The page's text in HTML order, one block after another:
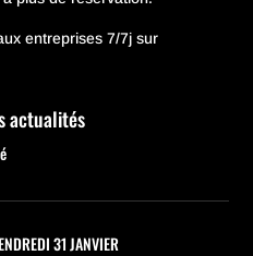
entreprises 7/7j sur
actualités
31 JANVIER